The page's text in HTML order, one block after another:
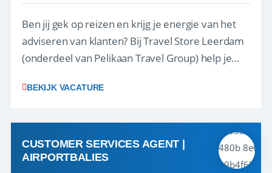
Ben jij gek op reizen en krijg je energie van het
adviseren van klanten? Bij Travel Store Leerdam
(onderdeel van Pelikaan Travel Group) help je
vinden. Samen maken we van elke reis een
hebt in de reisbranche of j...
BEKIJK VACATURE
CUSTOMER SERVICES AGENT |
AIRPORTBALIES